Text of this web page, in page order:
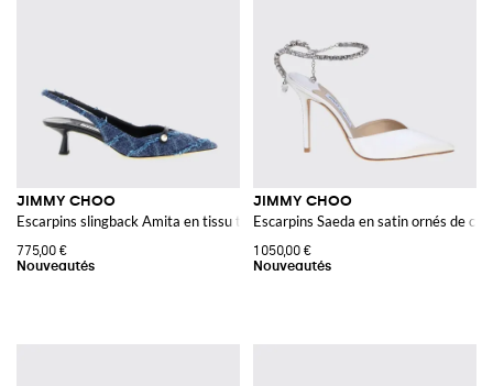
chaussures Jimmy Choo online
Giglio.com et profitez de la livraison gratuite.
Voir toutJIMMY CHOO
JIMMY CHOO
Escarpins slingback Amita en tissu tartan avec petit talon et bout en
775,00 €
JIMMY CHOO
Escarpins Saeda en satin ornés de
1 050,00 €